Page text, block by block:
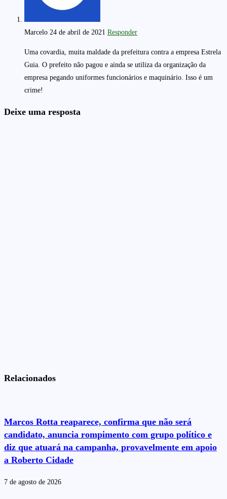
Marcelo 24 de abril de 2021 Responder
Uma covardia, muita maldade da prefeitura contra a empresa Estrela
Guia. O prefeito não pagou e ainda se utiliza da organização da
empresa pegando uniformes funcionários e maquinário. Isso é um
crime!
Deixe uma resposta
Relacionados
Marcos Rotta reaparece, confirma que não será
candidato, anuncia rompimento com grupo político e
diz que atuará na campanha, provavelmente em apoio
a Roberto Cidade
7 de agosto de 2026